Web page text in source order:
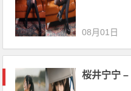
08月01日
桜井宁宁